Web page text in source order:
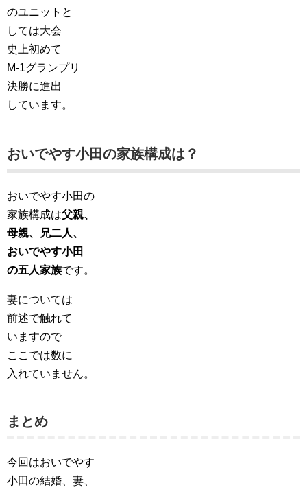
のユニットと
しては大会
史上初めて
M-1グランプリ
決勝に進出
しています。
おいでやす小田の家族構成は？
おいでやす小田の
家族構成は父親、
母親、兄二人、
おいでやす小田
の五人家族です。
妻については
前述で触れて
いますので
ここでは数に
入れていません。
まとめ
今回はおいでやす
小田の結婚、妻、